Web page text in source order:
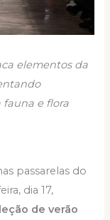
elementos da
e flora
passarelas do
dia 17,
de verão